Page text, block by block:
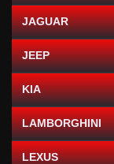
JAGUAR
JEEP
KIA
LAMBORGHINI
LEXUS